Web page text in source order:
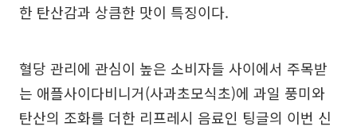
한 탄산감과 상큼한 맛이 특징이다.
혈당 관리에 관심이 높은 소비자들 사이에서 주목받
는 애플사이다비니거(사과초모식초)에 과일 풍미와
탄산의 조화를 더한 리프레시 음료인 팅글의 이번 신